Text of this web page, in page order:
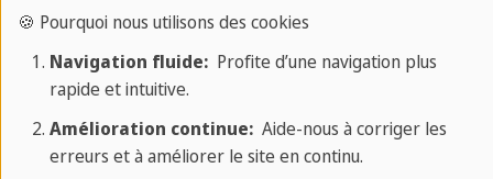
🍪 Pourquoi nous utilisons des cookies
Navigation fluide:Profite d’une navigation plus
rapide et intuitive.
Amélioration continue:Aide-nous à corriger les
erreurs et à améliorer le site en continu.